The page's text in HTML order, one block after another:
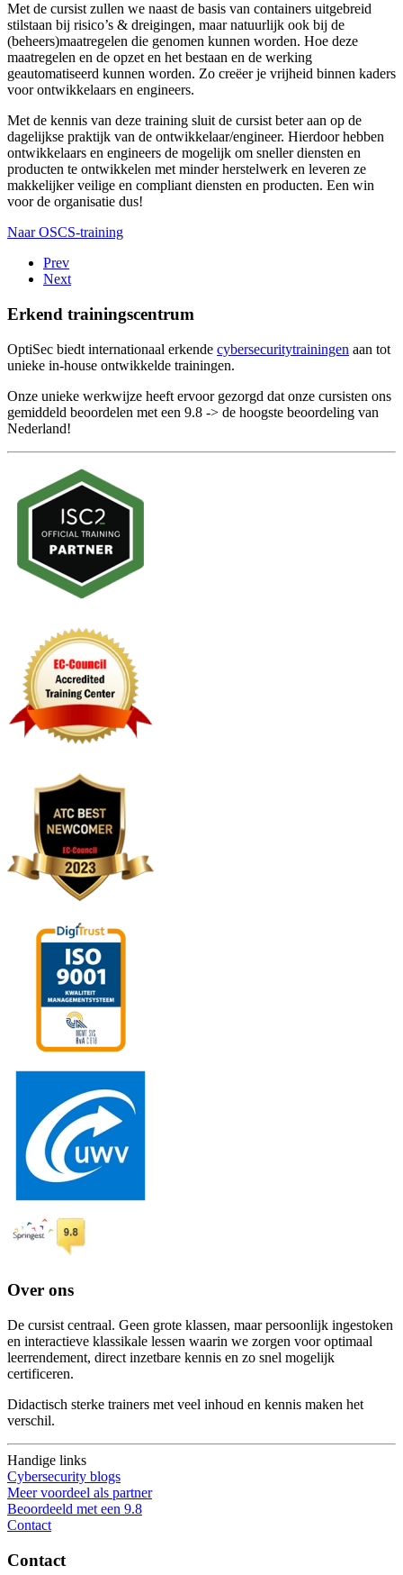
Met de cursist zullen we naast de basis van containers uitgebreid
stilstaan bij risico’s & dreigingen, maar natuurlijk ook bij de
(beheers)maatregelen die genomen kunnen worden. Hoe deze
maatregelen en de opzet en het bestaan en de werking
geautomatiseerd kunnen worden. Zo creëer je vrijheid binnen kaders
voor ontwikkelaars en engineers.
Met de kennis van deze training sluit de cursist beter aan op de
dagelijkse praktijk van de ontwikkelaar/engineer. Hierdoor hebben
ontwikkelaars en engineers de mogelijk om sneller diensten en
producten te ontwikkelen met minder herstelwerk en leveren ze
makkelijker veilige en compliant diensten en producten. Een win
voor de organisatie dus!
Naar OSCS-training
Prev
Next
Erkend trainingscentrum
OptiSec biedt internationaal erkende cybersecuritytrainingen aan tot
unieke in-house ontwikkelde trainingen.
Onze unieke werkwijze heeft ervoor gezorgd dat onze cursisten ons
gemiddeld beoordelen met een 9.8 -> de hoogste beoordeling van
Nederland!
Over ons
De cursist centraal. Geen grote klassen, maar persoonlijk ingestoken
en interactieve klassikale lessen waarin we zorgen voor optimaal
leerrendement, direct inzetbare kennis en zo snel mogelijk
certificeren.
Didactisch sterke trainers met veel inhoud en kennis maken het
verschil.
Handige links
Cybersecurity blogs
Meer voordeel als partner
Beoordeeld met een 9.8
Contact
Contact